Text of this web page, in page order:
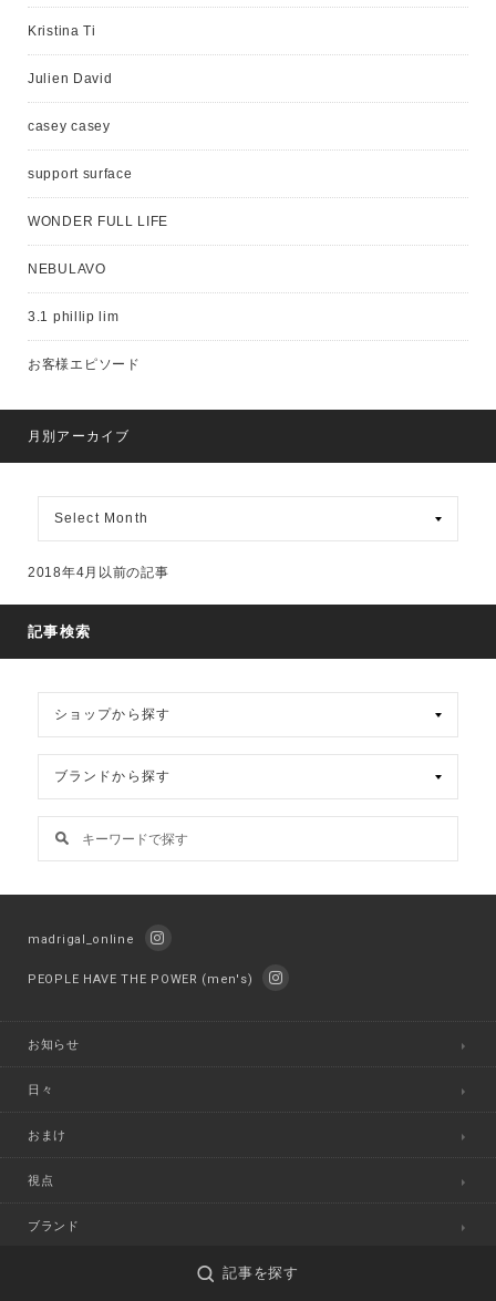
Kristina Ti
Julien David
casey casey
support surface
WONDER FULL LIFE
NEBULAVO
3.1 phillip lim
お客様エピソード
月別アーカイブ
ア
カ
2018年4月以前の記事
記事検索
madrigal_online
PEOPLE HAVE THE POWER (men's)
お知らせ
日々
おまけ
視点
ブランド
記事を探す